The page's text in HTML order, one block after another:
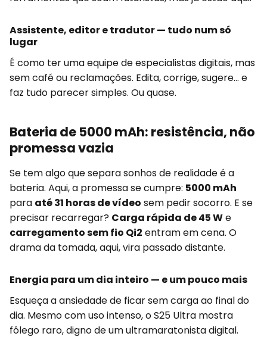
Assistente, editor e tradutor — tudo num só
lugar
É como ter uma equipe de especialistas digitais, mas
sem café ou reclamações. Edita, corrige, sugere... e
faz tudo parecer simples. Ou quase.
Bateria de 5000 mAh: resistência, não
promessa vazia
Se tem algo que separa sonhos de realidade é a
bateria. Aqui, a promessa se cumpre: 5000 mAh
para até 31 horas de vídeo sem pedir socorro. E se
precisar recarregar? Carga rápida de 45 We
carregamento sem fio Qi2 entram em cena. O
drama da tomada, aqui, vira passado distante.
Energia para um dia inteiro — e um pouco mais
Esqueça a ansiedade de ficar sem carga ao final do
dia. Mesmo com uso intenso, o S25 Ultra mostra
fôlego raro, digno de um ultramaratonista digital.